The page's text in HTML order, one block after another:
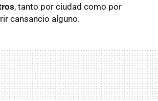
, tanto por ciudad como por
cansancio alguno.